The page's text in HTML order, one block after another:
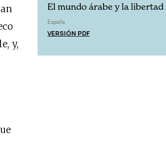
y,
El mundo árabe y la libertad
España
VERSIÓN PDF